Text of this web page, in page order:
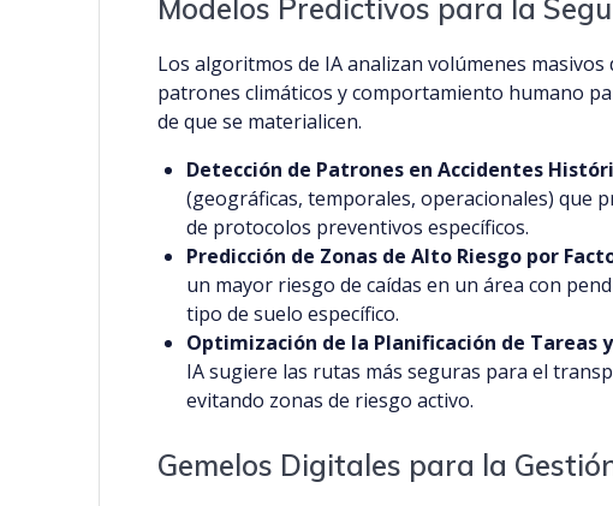
Modelos Predictivos para la
Los algoritmos de IA analizan volúmenes
patrones climáticos y comportamiento humano
de que se materialicen.
Detección de Patrones en Accidentes
(geográficas, temporales, operacionales) que
de protocolos preventivos específicos.
Predicción de Zonas de Alto Riesgo por
un mayor riesgo de caídas en un área con
tipo de suelo específico.
Optimización de la Planificación de Tareas
IA sugiere las rutas más seguras para el
evitando zonas de riesgo activo.
Gemelos Digitales para la